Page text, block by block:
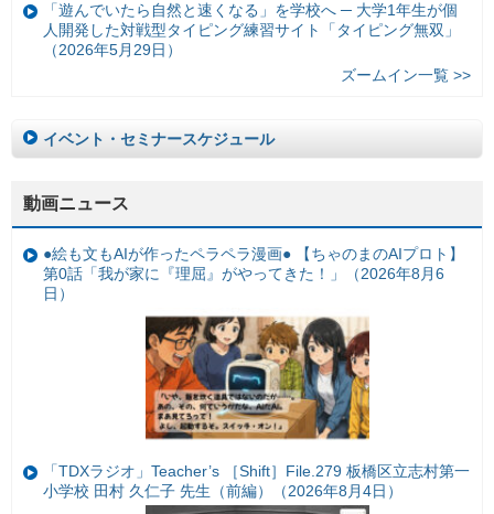
「遊んでいたら自然と速くなる」を学校へ ─ 大学1年生が個
人開発した対戦型タイピング練習サイト「タイピング無双」
（2026年5月29日）
ズームイン一覧 >>
イベント・セミナースケジュール
動画ニュース
●絵も文もAIが作ったペラペラ漫画● 【ちゃのまのAIプロト】
第0話「我が家に『理屈』がやってきた！」（2026年8月6
日）
「TDXラジオ」Teacher’s ［Shift］File.279 板橋区立志村第一
小学校 田村 久仁子 先生（前編）（2026年8月4日）